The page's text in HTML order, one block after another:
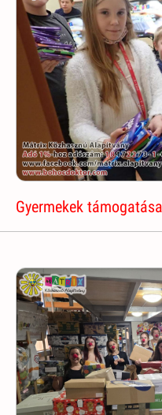
Gyermekek támogatása